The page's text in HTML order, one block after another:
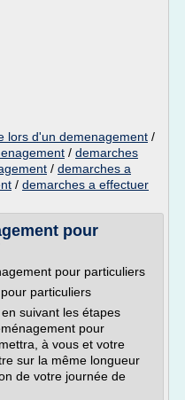
lors d'un demenagement /
/ demarches
/ demarches a
/ demarches a effectuer
pour
pour particuliers
particuliers
suivant les étapes
pour
à vous et votre
sur la même longueur
de votre journée de